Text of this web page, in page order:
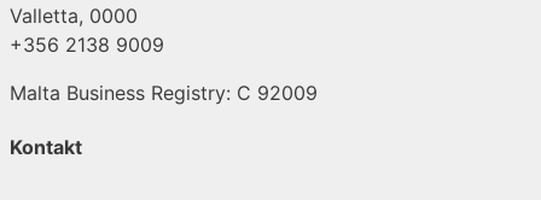
Valletta, 0000
+356 2138 9009
Malta Business Registry: C 92009
Kontakt